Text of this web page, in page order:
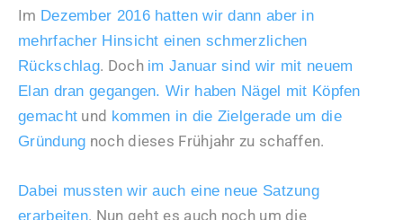
Im Dezember 2016 hatten wir dann aber in
mehrfacher Hinsicht einen schmerzlichen
Rückschlag. Doch im Januar sind wir mit neuem
Elan dran gegangen. Wir haben Nägel mit Köpfen
gemacht und kommen in die Zielgerade um die
Gründung noch dieses Frühjahr zu schaffen.
Dabei mussten wir auch eine neue Satzung
erarbeiten. Nun geht es auch noch um die